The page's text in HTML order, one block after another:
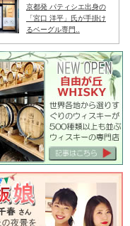
京都発 パティシエ出身の
「宮口 洋平」氏が手掛け
るベーグル専門..